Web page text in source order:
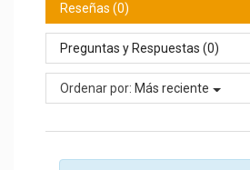
Reseñas (0)
Preguntas y Respuestas (0)
Ordenar por: Más reciente